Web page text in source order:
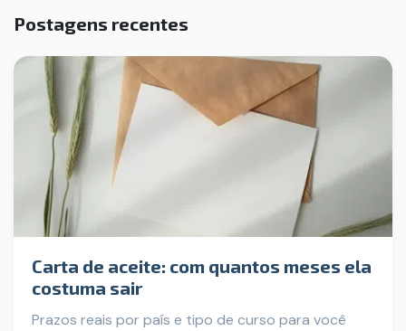
Postagens recentes
Carta de aceite: com quantos meses ela
costuma sair
Prazos reais por país e tipo de curso para você